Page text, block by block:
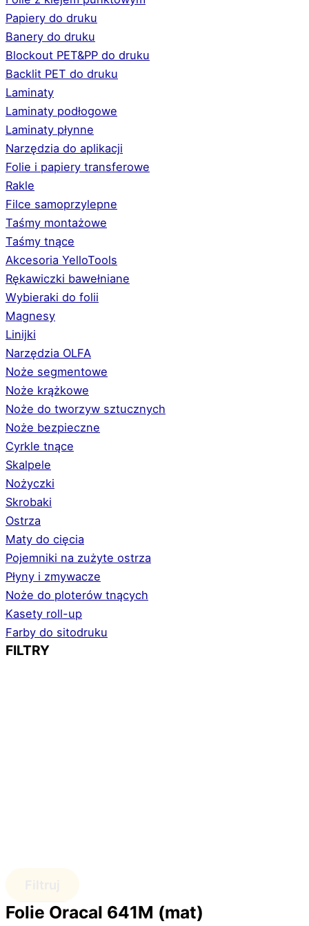
Papiery do druku
Banery do druku
Blockout PET&PP do druku
Backlit PET do druku
Laminaty
Laminaty podłogowe
Laminaty płynne
Narzędzia do aplikacji
Folie i papiery transferowe
Rakle
Filce samoprzylepne
Taśmy montażowe
Taśmy tnące
Akcesoria YelloTools
Rękawiczki bawełniane
Wybieraki do folii
Magnesy
Linijki
Narzędzia OLFA
Noże segmentowe
Noże krążkowe
Noże do tworzyw sztucznych
Noże bezpieczne
Cyrkle tnące
Skalpele
Nożyczki
Skrobaki
Ostrza
Maty do cięcia
Pojemniki na zużyte ostrza
Płyny i zmywacze
Noże do ploterów tnących
Kasety roll-up
Farby do sitodruku
FILTRY
Folie Oracal 641M (mat)